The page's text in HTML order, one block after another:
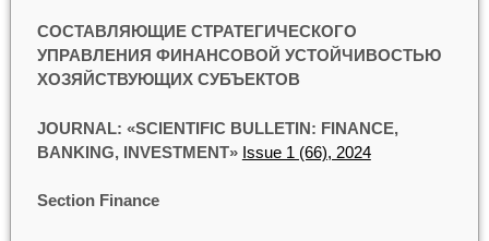
СОСТАВЛЯЮЩИЕ СТРАТЕГИЧЕСКОГО
УПРАВЛЕНИЯ ФИНАНСОВОЙ УСТОЙЧИВОСТЬЮ
ХОЗЯЙСТВУЮЩИХ СУБЪЕКТОВ
JOURNAL: «SCIENTIFIC BULLETIN: FINANCE,
BANKING, INVESTMENT» Issue 1 (66), 2024
Section Finance